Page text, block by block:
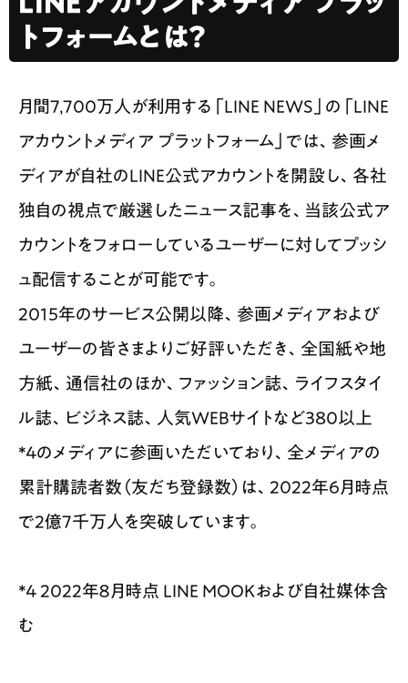
トフォームとは？
月間7,700万人が利用する「LINE NEWS」の「LINE
アカウントメディア プラットフォーム」では、参画メ
ディアが自社のLINE公式アカウントを開設し、各社
独自の視点で厳選したニュース記事を、当該公式ア
カウントをフォローしているユーザーに対してプッシ
ュ配信することが可能です。
2015年のサービス公開以降、参画メディアおよび
ユーザーの皆さまよりご好評いただき、全国紙や地
方紙、通信社のほか、ファッション誌、ライフスタイ
ル誌、ビジネス誌、人気WEBサイトなど380以上
*4のメディアに参画いただいており、全メディアの
累計購読者数（友だち登録数）は、2022年6月時点
で2億7千万人を突破しています。
*4 2022年８月時点 LINE MOOKおよび自社媒体含
む